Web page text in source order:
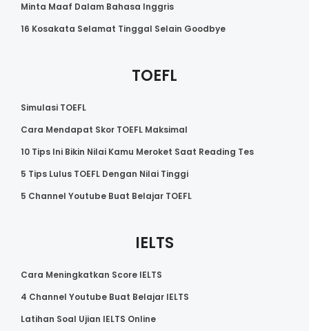
Minta Maaf Dalam Bahasa Inggris
16 Kosakata Selamat Tinggal Selain Goodbye
TOEFL
Simulasi TOEFL
Cara Mendapat Skor TOEFL Maksimal
10 Tips Ini Bikin Nilai Kamu Meroket Saat Reading Tes
5 Tips Lulus TOEFL Dengan Nilai Tinggi
5 Channel Youtube Buat Belajar TOEFL
IELTS
Cara Meningkatkan Score IELTS
4 Channel Youtube Buat Belajar IELTS
Latihan Soal Ujian IELTS Online